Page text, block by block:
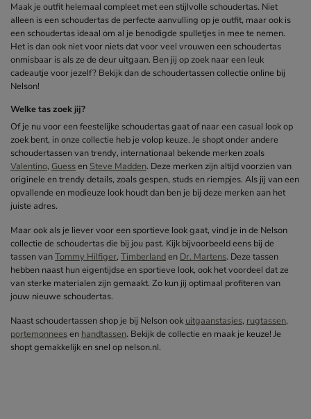
Maak je outfit helemaal compleet met een stijlvolle schoudertas. Niet
alleen is een schoudertas de perfecte aanvulling op je outfit, maar ook is
een schoudertas ideaal om al je benodigde spulletjes in mee te nemen.
Het is dan ook niet voor niets dat voor veel vrouwen een schoudertas
onmisbaar is als ze de deur uitgaan. Ben jij op zoek naar een leuk
cadeautje voor jezelf? Bekijk dan de schoudertassen collectie online bij
Nelson!
Welke tas zoek jij?
Of je nu voor een feestelijke schoudertas gaat of naar een casual look op
zoek bent, in onze collectie heb je volop keuze. Je shopt onder andere
schoudertassen van trendy, internationaal bekende merken zoals
Valentino, Guessen Steve Madden. Deze merken zijn altijd voorzien van
originele en trendy details, zoals gespen, studs en riempjes. Als jij van een
opvallende en modieuze look houdt dan ben je bij deze merken aan het
juiste adres.
Maar ook als je liever voor een sportieve look gaat, vind je in de Nelson
collectie de schoudertas die bij jou past. Kijk bijvoorbeeld eens bij de
tassen vanTommy Hilfiger, Timberlanden Dr. Martens. Deze tassen
hebben naast hun eigentijdse en sportieve look, ook het voordeel dat ze
van sterke materialen zijn gemaakt. Zo kun jij optimaal profiteren van
jouw nieuwe schoudertas.
Naast schoudertassen shop je bij Nelson ook uitgaanstasjes, rugtassen,
portemonneesen handtassen. Bekijk de collectie en maak je keuze! Je
shopt gemakkelijk en snel op nelson.nl.